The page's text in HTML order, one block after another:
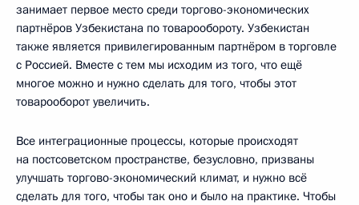
занимает первое место среди торгово-экономических
партнёров Узбекистана по товарообороту. Узбекистан
также является привилегированным партнёром в торговле
с Россией. Вместе с тем мы исходим из того, что ещё
многое можно и нужно сделать для того, чтобы этот
товарооборот увеличить.
Все интеграционные процессы, которые происходят
на постсоветском пространстве, безусловно, призваны
улучшать торгово-экономический климат, и нужно всё
сделать для того, чтобы так оно и было на практике. Чтобы